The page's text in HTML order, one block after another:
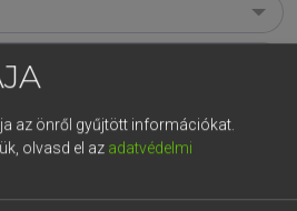
KERESÉS
az önről gyűjtött információkat.
olvasd el az adatvédelmi
9 ö ü ó